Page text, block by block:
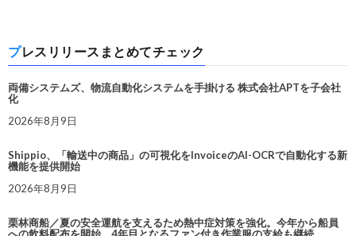
プレスリリースまとめてチェック
両備システムズ、物流自動化システムを手掛ける 株式会社APTを子会社
化
2026年8月9日
Shippio、「輸送中の商品」の可視化をInvoiceのAI-OCRで自動化する新
機能を提供開始
2026年8月9日
栗林商船／夏の安全運航を支えるため熱中症対策を強化。今年から船員